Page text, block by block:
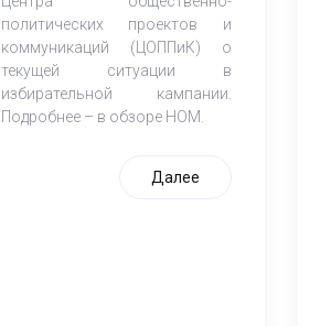
политических проектов и
коммуникаций (ЦОППиК) о
текущей ситуации в
избирательной кампании.
Подробнее – в обзоре НОМ.
Далее